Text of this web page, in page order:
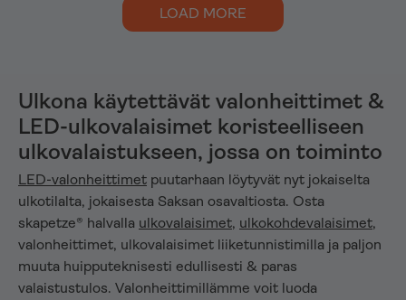
LOAD MORE
Ulkona käytettävät valonheittimet &
LED-ulkovalaisimet koristeelliseen
ulkovalaistukseen, jossa on toiminto
LED-valonheittimet puutarhaan löytyvät nyt jokaiselta
ulkotilalta, jokaisesta Saksan osavaltiosta. Osta
skapetze® halvalla ulkovalaisimet, ulkokohdevalaisimet,
valonheittimet, ulkovalaisimet liiketunnistimilla ja paljon
muuta huipputeknisesti edullisesti & paras
valaistustulos. Valonheittimillämme voit luoda